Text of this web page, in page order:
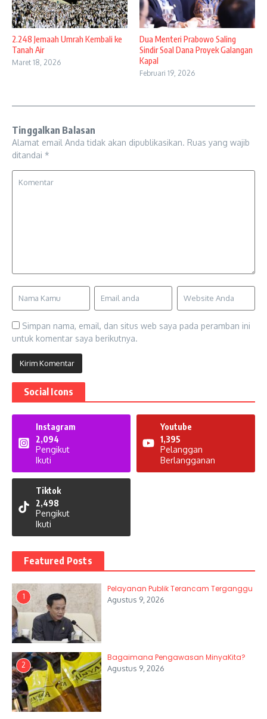
2.248 Jemaah Umrah Kembali ke
Tanah Air
Maret 18, 2026
Dua Menteri Prabowo Saling
Sindir Soal Dana Proyek Galangan
Kapal
Februari 19, 2026
Tinggalkan Balasan
Alamat email Anda tidak akan dipublikasikan. Ruas yang wajib
ditandai *
Simpan nama, email, dan situs web saya pada peramban ini
untuk komentar saya berikutnya.
Social Icons
Instagram
2,094
Pengikut
Ikuti
Youtube
1,395
Pelanggan
Berlangganan
Tiktok
2,498
Pengikut
Ikuti
Featured Posts
1
Pelayanan Publik Terancam Terganggu
Agustus 9, 2026
2
Bagaimana Pengawasan MinyaKita?
Agustus 9, 2026